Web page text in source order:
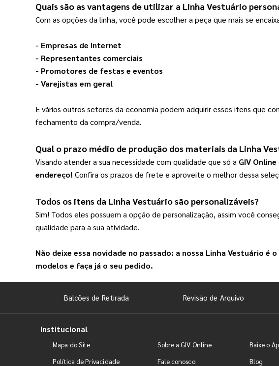
Quais são as vantagens de utilizar a Linha Vestuário
Com as opções da linha, você pode escolher a peça que mais se
- Empresas de internet
- Representantes comerciais
- Promotores de festas e eventos
- Varejistas em geral
E vários outros setores da economia podem adquirir esses itens que
fechamento da compra/venda.
Qual o prazo médio de produção dos materiais da Linha
Visando atender a sua necessidade com qualidade que só a GIV Online
endereço! Confira os prazos de frete e aproveite o melhor dessa
Todos os itens da Linha Vestuário são personalizáveis?
Sim! Todos eles possuem a opção de personalização, assim você
qualidade para a sua atividade.
Não deixe essa novidade no passado: a nossa Linha Vestuário é
modelos e faça já o seu pedido.
Balcões de Retirada Revisão de Arquivo
Institucional
Mapa do Site Sobre a GIV Online Baixe o
Política de Privacidade
Fale conosco Blog